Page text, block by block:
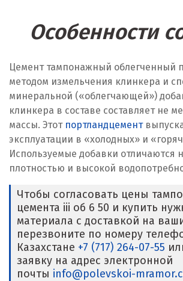
Особенности
Цемент тампонажный облегченный
методом измельчения клинкера и
минеральной («облегчающей»)
клинкера в составе составляет не
массы. Этот портландцемент
эксплуатации в «холодных» и
Используемые добавки отличаются
плотностью и высокой
Чтобы согласовать цены
цемента iii об 6 50 и купить
материала с доставкой на
перезвоните по номеру
Казахстане +7 (717) 264-07-55
заявку на адрес электронной
почты info@polevskoi-